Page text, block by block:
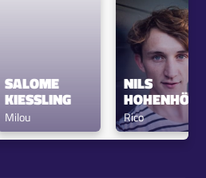
SALOME
KIESSLING
Milou
NILS
Rico